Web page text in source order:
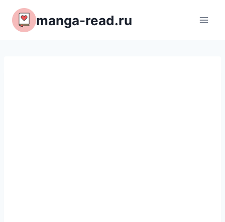
Перейти
содержимому
manga-read.ru